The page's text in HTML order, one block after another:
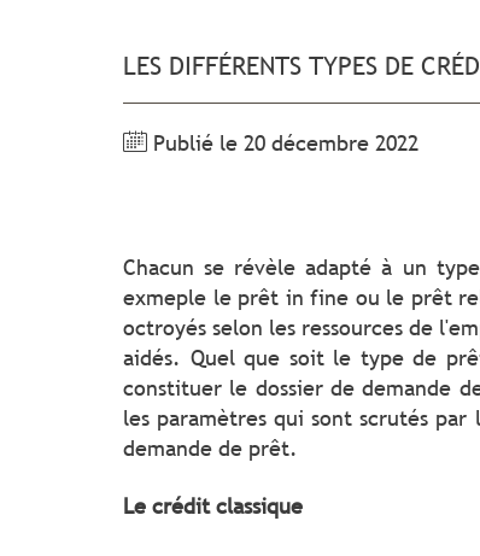
LES DIFFÉRENTS TYPES DE
Publié le 20 décembre 2022
Chacun se révèle adapté à un
exmeple le prêt in fine ou le prêt
octroyés selon les ressources de
aidés. Quel que soit le type de
constituer le dossier de demande
les paramètres qui sont scrutés
demande de prêt.
Le crédit classique